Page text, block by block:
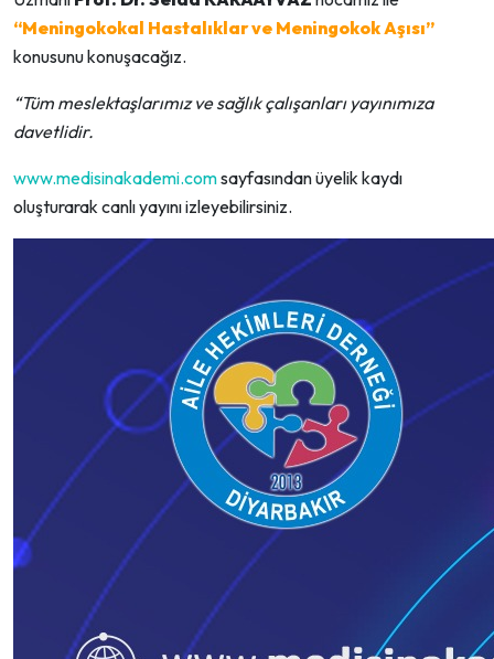
“Meningokokal Hastalıklar ve Meningokok Aşısı”
konusunu konuşacağız.
“Tüm meslektaşlarımız ve sağlık çalışanları yayınımıza
davetlidir.
www.medisinakademi.comsayfasından üyelik kaydı
oluşturarak canlı yayını izleyebilirsiniz.